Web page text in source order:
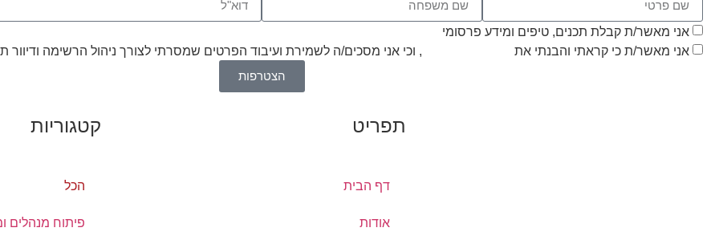
אני מאשר/ת קבלת תכנים, טיפים ומידע פרסומי
אני מאשר/ת כי קראתי והבנתי את
, וכי אני מסכים/ה לשמירת ועיבוד הפרטים שמסרתי לצורך ניהול הרשימה ודיוור
הצטרפות
תפריט
דף הבית
אודות
קטגוריות
הכל
פיתוח מנהלים